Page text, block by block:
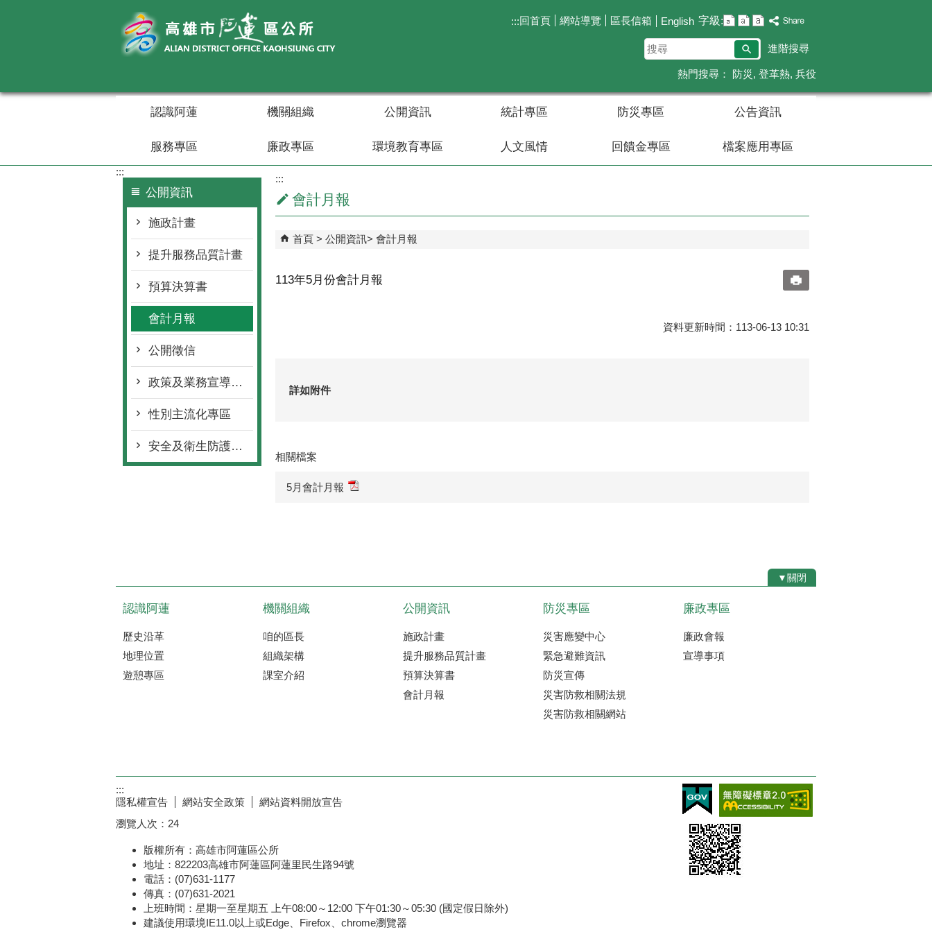
:::回首頁 網站導覽 區長信箱 English 字級:
搜
尋
進階搜尋
熱門搜尋： 防災 登革熱 兵役
認識阿蓮 機關組織 公開資訊 統計專區 防災專區 公告資訊
服務專區 廉政專區 環境教育專區 人文風情 回饋金專區 檔案應用專區
:::
公開資訊
施政計畫
提升服務品質計畫
預算決算書
會計月報
公開徵信
政策及業務宣導執行情形
性別主流化專區
安全及衛生防護專區
:::
會計月報
首頁 公開資訊 會計月報
113年5月份會計月報
資料更新時間：113-06-13 10:31
詳如附件
相關檔案
5月會計月報
▼關閉
認識阿蓮
歷史沿革
地理位置
遊憩專區
機關組織
咱的區長
組織架構
課室介紹
公開資訊
施政計畫
提升服務品質計畫
預算決算書
會計月報
防災專區
災害應變中心
緊急避難資訊
防災宣傳
災害防救相關法規
災害防救相關網站
廉政專區
廉政會報
宣導事項
:::
隱私權宣告
網站安全政策
網站資料開放宣告
瀏覽人次： 24
版權所有：高雄市阿蓮區公所
地址：822203高雄市阿蓮區阿蓮里民生路94號
電話：(07)631-1177
傳真：(07)631-2021
上班時間：星期一至星期五 上午08:00～12:00 下午01:30～05:30 (國定假日除外)
建議使用環境IE11.0以上或Edge、Firefox、chrome瀏覽器